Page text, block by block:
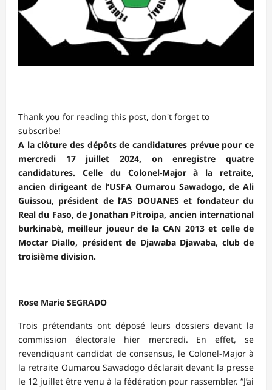
Thank you for reading this post, don't forget to
subscribe!
A la clôture des dépôts de candidatures prévue pour ce
mercredi 17 juillet 2024, on enregistre quatre
candidatures. Celle du Colonel-Major à la retraite,
ancien dirigeant de l’USFA Oumarou Sawadogo, de Ali
Guissou, président de l’AS DOUANES et fondateur du
Real du Faso, de Jonathan Pitroipa, ancien international
burkinabè, meilleur joueur de la CAN 2013 et celle de
Moctar Diallo, président de Djawaba Djawaba, club de
troisième division.
Rose Marie SEGRADO
Trois prétendants ont déposé leurs dossiers devant la
commission électorale hier mercredi. En effet, se
revendiquant candidat de consensus, le Colonel-Major à
la retraite Oumarou Sawadogo déclarait devant la presse
le 12 juillet être venu à la fédération pour rassembler. “J’ai